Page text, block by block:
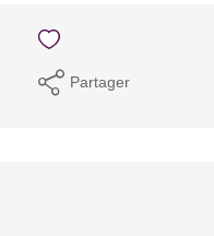
Partager